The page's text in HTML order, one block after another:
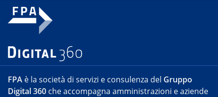
FPA è la società di servizi e consulenza del Gruppo
Digital 360 che accompagna amministrazioni e aziende